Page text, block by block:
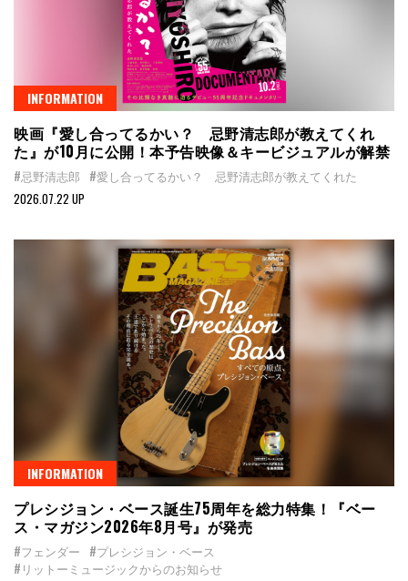
INFORMATION
映画『愛し合ってるかい？ 忌野清志郎が教えてくれ
た』が10月に公開！本予告映像＆キービジュアルが解禁
#忌野清志郎 #愛し合ってるかい？ 忌野清志郎が教えてくれた
2026.07.22 UP
INFORMATION
プレシジョン・ベース誕生75周年を総力特集！『ベー
ス・マガジン2026年8月号』が発売
#フェンダー #プレシジョン・ベース
#リットーミュージックからのお知らせ